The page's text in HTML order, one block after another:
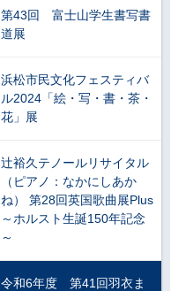
第43回 富士山学生書写書
道展
浜松市民文化フェスティバ
ル2024「絵・写・書・茶・
花」展
辻裕久テノールリサイタル
（ピアノ：なかにしあか
ね） 第28回英国歌曲展Plus
～ホルスト生誕150年記念
～
令和6年度 第41回羽衣ま